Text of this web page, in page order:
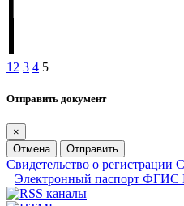
1 2 3 4 5
Отправить документ
×
Отмена
Отправить
Свидетельство о
Электронный паспорт